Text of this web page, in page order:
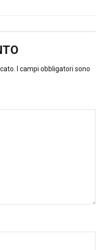
I campi obbligatori sono